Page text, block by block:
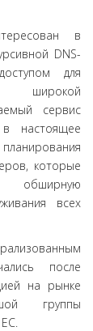
в
DNS-
для
сервис
настоящее
которые
обширную
всех
после
на рынке
группы